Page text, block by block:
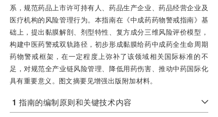
系，规范药品上市许可持有人、药品生产企业、药品经营企业及
医疗机构的风险管理行为。本指南在《中成药药物警戒指南》基
础上，提出黏膜解剖、剂型特性、复方成分三维风险评价模型，
构建中医药警戒双轨路径，初步形成黏膜给药中成药全生命周期
药物警戒框架，在一定程度上弥补了该领域相关国际标准的不
足，对规范全产业链风险管理、降低用药伤害、推动中药国际化
具有重要意义。图文摘要见增强出版附加材料。
1指南的编制原则和关键技术内容